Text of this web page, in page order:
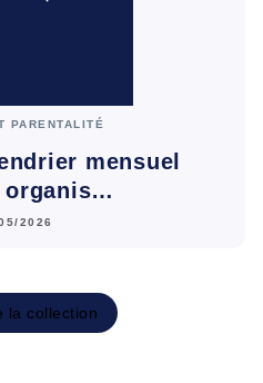
PARENTALITÉ
mensuel
organis…
2026
la collection